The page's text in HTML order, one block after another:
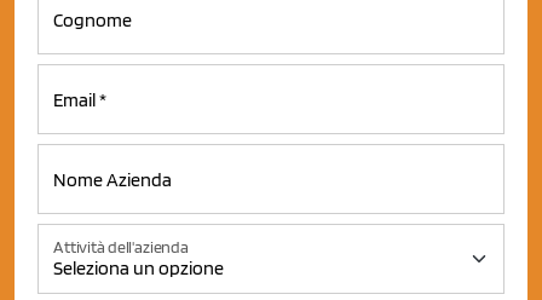
Attività dell'azienda